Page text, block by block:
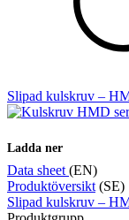
Mätning
Slipad kulskruv –
Ladda ner
Data sheet (EN)
Produktöversikt (SE)
Slipad kulskruv –